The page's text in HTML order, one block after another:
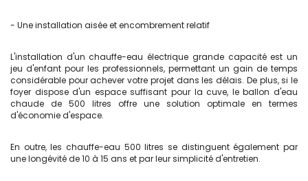
- Une installation aisée et encombrement relatif
L'installation d'un chauffe-eau électrique grande capacité est un
jeu d'enfant pour les professionnels, permettant un gain de temps
considérable pour achever votre projet dans les délais. De plus, si le
foyer dispose d'un espace suffisant pour la cuve, le ballon d'eau
chaude de 500 litres offre une solution optimale en termes
d'économie d'espace.
En outre, les chauffe-eau 500 litres se distinguent également par
une longévité de 10 à 15 ans et par leur simplicité d'entretien.